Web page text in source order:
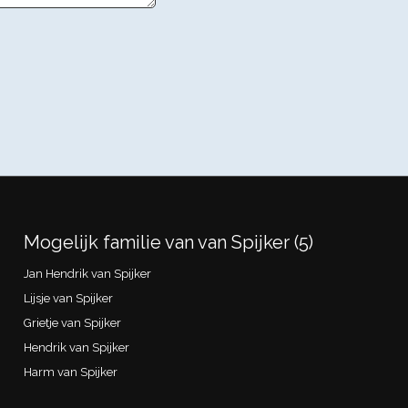
Mogelijk familie van van Spijker (5)
Jan Hendrik van Spijker
Lijsje van Spijker
Grietje van Spijker
Hendrik van Spijker
Harm van Spijker